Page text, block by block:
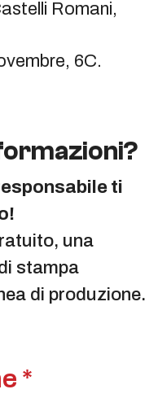
Romani,
6C.
ti
una
stampa
di produzione.
*